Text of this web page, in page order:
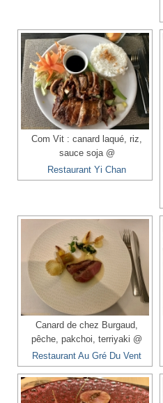
Com Vit : canard laqué, riz,
sauce soja @
Restaurant Yi Chan
Canard de chez Burgaud,
pêche, pakchoi, terriyaki @
Restaurant Au Gré Du Vent